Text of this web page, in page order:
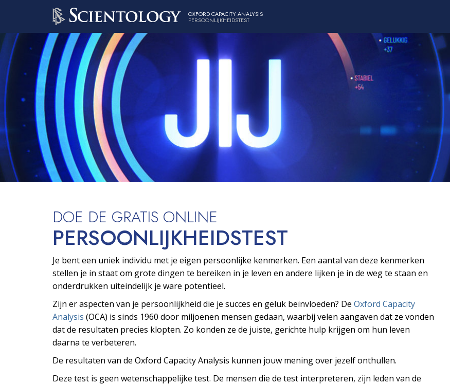
OXFORD CAPACITY ANALYSIS
PERSOONLIJKHEIDSTEST
DOE DE GRATIS ONLINE
PERSOONLIJKHEIDS­TEST
Je bent een uniek individu met je eigen persoonlijke kenmerken. Een aantal van deze kenmerken
stellen je in staat om grote dingen te bereiken in je leven en andere lijken je in de weg te staan en
onderdrukken uiteindelijk je ware potentieel.
Zijn er aspecten van je persoonlijkheid die je succes en geluk beïnvloeden? De Oxford Capacity
Analysis (OCA) is sinds 1960 door miljoenen mensen gedaan, waarbij velen aangaven dat ze vonden
dat de resultaten precies klopten. Zo konden ze de juiste, gerichte hulp krijgen om hun leven
daarna te verbeteren.
De resultaten van de Oxford Capacity Analysis kunnen jouw mening over jezelf onthullen.
Deze test is geen wetenschappelijke test. De mensen die de test interpreteren, zijn leden van de